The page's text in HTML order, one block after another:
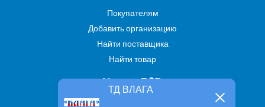
ТД ВЛАГА
Покупателям
Добавить организацию
Найти поставщика
Найти товар
Услуги В2В